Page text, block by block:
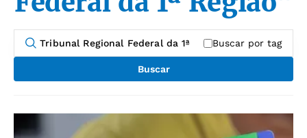
Buscar por tag
Buscar